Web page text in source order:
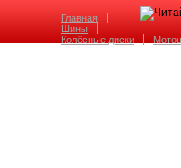
Главная
Шины
Колёсные диски